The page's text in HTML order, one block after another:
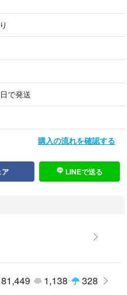
います。
ます。
※
っても目立たないきれいなもの
みられるもの
ンディションには含まれており
せんので予めご了承ください。
ある場合もございます。
で発送
購入の流れを確認する
ア LINEで送る
81,449 1,138 328